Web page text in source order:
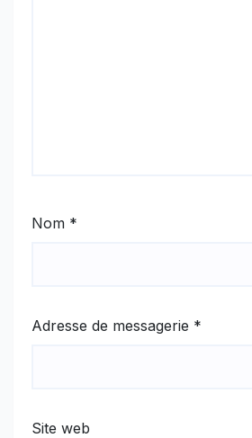
Nom *
Adresse de messagerie *
Site web